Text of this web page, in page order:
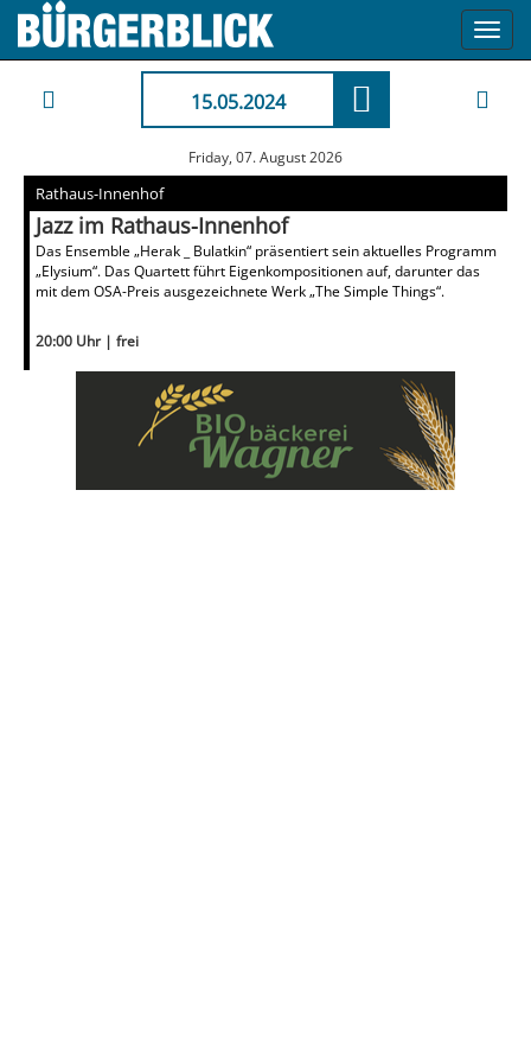
15.05.2024
Friday, 07. August 2026
Rathaus-Innenhof
Jazz im Rathaus-Innenhof
Das Ensemble „Herak _ Bulatkin“ präsentiert sein aktuelles Programm
„Elysium“. Das Quartett führt Eigenkompositionen auf, darunter das
mit dem OSA-Preis ausgezeichnete Werk „The Simple Things“.
20:00 Uhr | frei